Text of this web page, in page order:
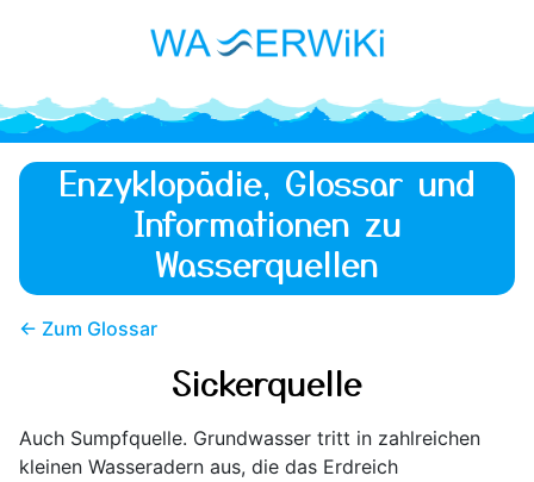
Enzyklopädie, Glossar und
Informationen zu
Wasserquellen
← Zum Glossar
Sickerquelle
Auch Sumpfquelle. Grundwasser tritt in zahlreichen
kleinen Wasseradern aus, die das Erdreich